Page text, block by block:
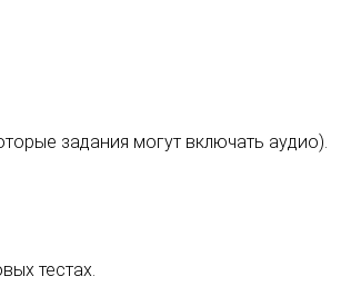
задания могут включать аудио).
тестах.